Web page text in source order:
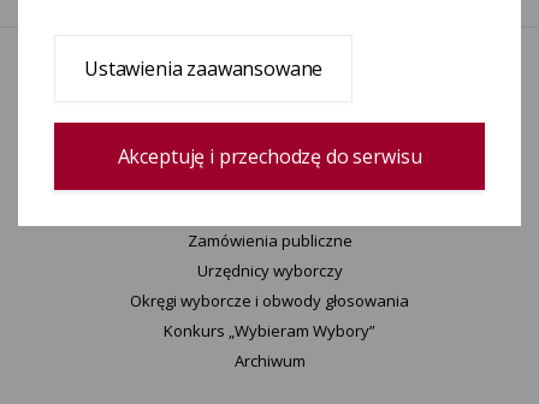
Aktualności
Informacje
Wyjaśnienia, stanowiska, komunikaty
Zamówienia publiczne
Urzędnicy wyborczy
Okręgi wyborcze i obwody głosowania
Konkurs „Wybieram Wybory”
Archiwum
Ustawienia zaawansowane
Akceptuję i przechodzę do serwisu